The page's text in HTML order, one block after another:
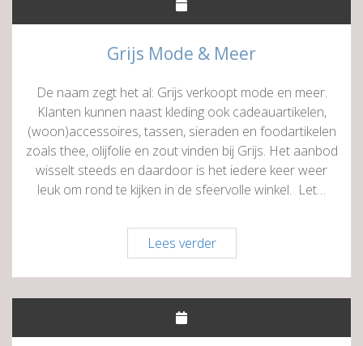
Grijs Mode & Meer
De naam zegt het al: Grijs verkoopt mode en meer.
Klanten kunnen naast kleding ook cadeauartikelen,
(woon)accessoires, tassen, sieraden en foodartikelen
zoals thee, olijfolie en zout vinden bij Grijs. Het aanbod
wisselt steeds en daardoor is het iedere keer weer
leuk om rond te kijken in de sfeervolle winkel. Let…
Lees verderGrijs
Mode
&
Meer